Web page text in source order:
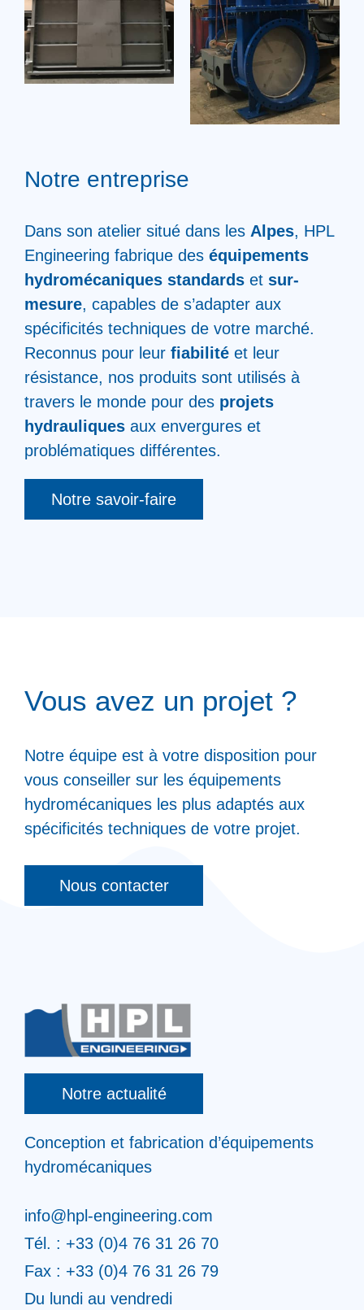
Notre entreprise
Dans son atelier situé dans les Alpes, HPL
Engineering fabrique des équipements
hydromécaniques standards et sur-
mesure, capables de s’adapter aux
spécificités techniques de votre marché.
Reconnus pour leur fiabilité et leur
résistance, nos produits sont utilisés à
travers le monde pour des projets
hydrauliques aux envergures et
problématiques différentes.
Notre savoir-faire
Vous avez un projet ?
Notre équipe est à votre disposition pour
vous conseiller sur les équipements
hydromécaniques les plus adaptés aux
spécificités techniques de votre projet.
Nous contacter
Notre actualité
Conception et fabrication d’équipements
hydromécaniques
info@hpl-engineering.com
Tél. : +33 (0)4 76 31 26 70
Fax : +33 (0)4 76 31 26 79
Du lundi au vendredi